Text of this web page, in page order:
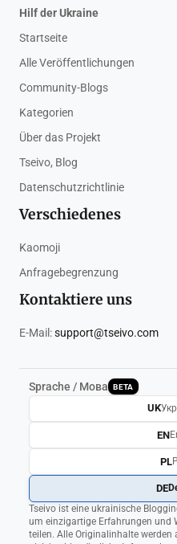
Hilf der Ukraine
Startseite
Alle Veröffentlichungen
Community-Blogs
Kategorien
Über das Projekt
Tseivo, Blog
Datenschutzrichtlinie
Verschiedenes
Kaomoji
Anfragebegrenzung
Kontaktiere uns
E-Mail:support@tseivo.com
Sprache / Мова BETA
Tseivo ist eine ukrainische
um einzigartige Erfahrungen und
teilen. Alle Originalinhalte werden
UK
EN
PL
DE